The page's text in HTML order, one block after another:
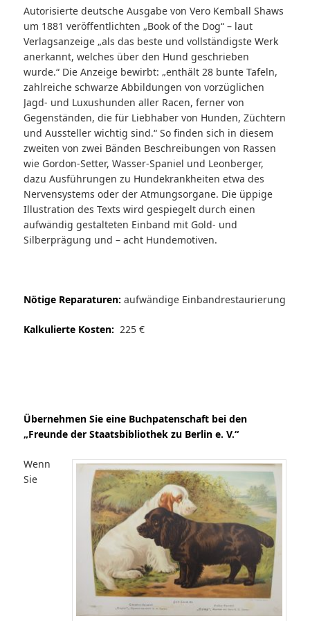
Autorisierte deutsche Ausgabe von Vero Kemball Shaws
um 1881 veröffentlichten „Book of the Dog“ – laut
Verlagsanzeige „als das beste und vollständigste Werk
anerkannt, welches über den Hund geschrieben
wurde.“ Die Anzeige bewirbt: „enthält 28 bunte Tafeln,
zahlreiche schwarze Abbildungen von vorzüglichen
Jagd- und Luxushunden aller Racen, ferner von
Gegenständen, die für Liebhaber von Hunden, Züchtern
und Aussteller wichtig sind.“ So finden sich in diesem
zweiten von zwei Bänden Beschreibungen von Rassen
wie Gordon-Setter, Wasser-Spaniel und Leonberger,
dazu Ausführungen zu Hundekrankheiten etwa des
Nervensystems oder der Atmungsorgane. Die üppige
Illustration des Texts wird gespiegelt durch einen
aufwändig gestalteten Einband mit Gold- und
Silberprägung und – acht Hundemotiven.
Nötige Reparaturen: aufwändige Einbandrestaurierung
Kalkulierte Kosten: 225 €
Übernehmen Sie eine Buchpatenschaft bei den
„Freunde der Staatsbibliothek zu Berlin e. V.“
Wenn
Sie